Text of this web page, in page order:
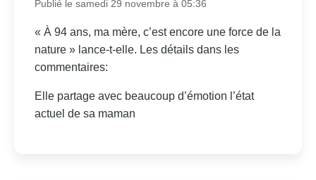
Publié le samedi 29 novembre à 05:36
« À 94 ans, ma mère, c’est encore une force de la
nature » lance-t-elle. Les détails dans les
commentaires:
Elle partage avec beaucoup d’émotion l’état
actuel de sa maman